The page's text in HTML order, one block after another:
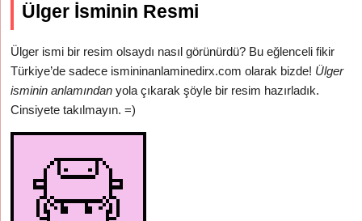
Ülger İsminin Resmi
Ülger ismi bir resim olsaydı nasıl görünürdü? Bu eğlenceli fikir
Türkiye’de sadece ismininanlaminedirx.com olarak bizde! Ülger
isminin anlamından yola çıkarak şöyle bir resim hazırladık.
Cinsiyete takılmayın. =)